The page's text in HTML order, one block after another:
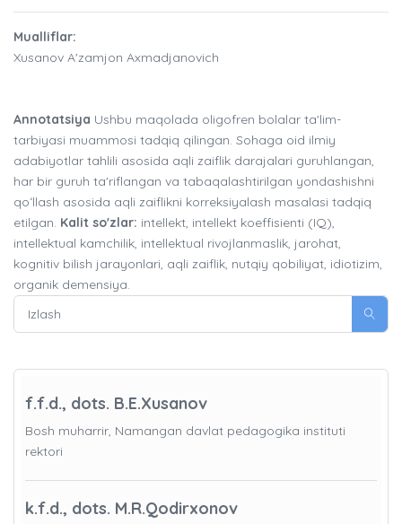
Mualliflar:
Xusanov A'zamjon Axmadjanovich
Annotatsiya Ushbu maqolada oligofren bolalar ta'lim-
tarbiyasi muammosi tadqiq qilingan. Sohaga oid ilmiy
adabiyotlar tahlili asosida aqli zaiflik darajalari guruhlangan,
har bir guruh ta'riflangan va tabaqalashtirilgan yondashishni
qoʻllash asosida aqli zaiflikni korreksiyalash masalasi tadqiq
etilgan. Kalit so'zlar: intellekt, intellekt koeffisienti (IQ),
intellektual kamchilik, intellektual rivojlanmaslik, jarohat,
kognitiv bilish jarayonlari, aqli zaiflik, nutqiy qobiliyat, idiotizim,
organik demensiya.
f.f.d., dots. B.E.Xusanov
Bosh muharrir, Namangan davlat pedagogika instituti
rektori
k.f.d., dots. M.R.Qodirxonov